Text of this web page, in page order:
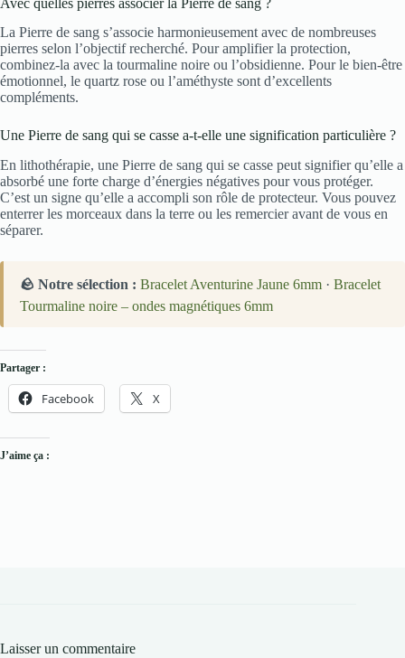
La Pierre de sang s’associe harmonieusement avec de nombreuses
pierres selon l’objectif recherché. Pour amplifier la protection,
combinez-la avec la tourmaline noire ou l’obsidienne. Pour le bien-être
émotionnel, le quartz rose ou l’améthyste sont d’excellents
compléments.
Une Pierre de sang qui se casse a-t-elle une signification particulière ?
En lithothérapie, une Pierre de sang qui se casse peut signifier qu’elle a
absorbé une forte charge d’énergies négatives pour vous protéger.
C’est un signe qu’elle a accompli son rôle de protecteur. Vous pouvez
enterrer les morceaux dans la terre ou les remercier avant de vous en
séparer.
🪨 Notre sélection : Bracelet Aventurine Jaune 6mm · Bracelet
Tourmaline noire – ondes magnétiques 6mm
Partager :
Facebook X
J’aime ça :
Laisser un commentaire